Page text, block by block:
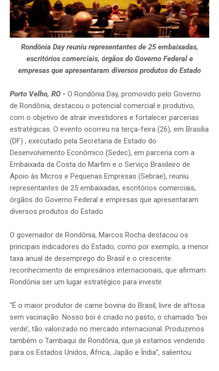
Rondônia Day reuniu representantes de 25 embaixadas,
escritórios comerciais, órgãos do Governo Federal e
empresas que apresentaram diversos produtos do Estado
Porto Velho, RO - O Rondônia Day, promovido pelo Governo
de Rondônia, destacou o potencial comercial e produtivo,
com o objetivo de atrair investidores e fortalecer parcerias
estratégicas. O evento ocorreu na terça-feira (26), em Brasília
(DF) , executado pela Secretaria de Estado do
Desenvolvimento Econômico (Sedec), em parceria com a
Embaixada da Costa do Marfim e o Serviço Brasileiro de
Apoio às Micros e Pequenas Empresas (Sebrae), reuniu
representantes de 25 embaixadas, escritórios comerciais,
órgãos do Governo Federal e empresas que apresentaram
diversos produtos do Estado.
O governador de Rondônia, Marcos Rocha destacou os
principais indicadores do Estado, como por exemplo, a menor
taxa anual de desemprego do Brasil e o crescente
reconhecimento de empresários internacionais, que afirmam
Rondônia ser um lugar estratégico para investir.
“É o maior produtor de carne bovina do Brasil, livre de aftosa
sem vacinação. Nosso boi é criado no pasto, o chamado ‘boi
verde’, tão valorizado no mercado internacional. Produzimos
também o Tambaqui de Rondônia, que já estamos vendendo
para os Estados Unidos, África, Japão e Índia”, salientou.